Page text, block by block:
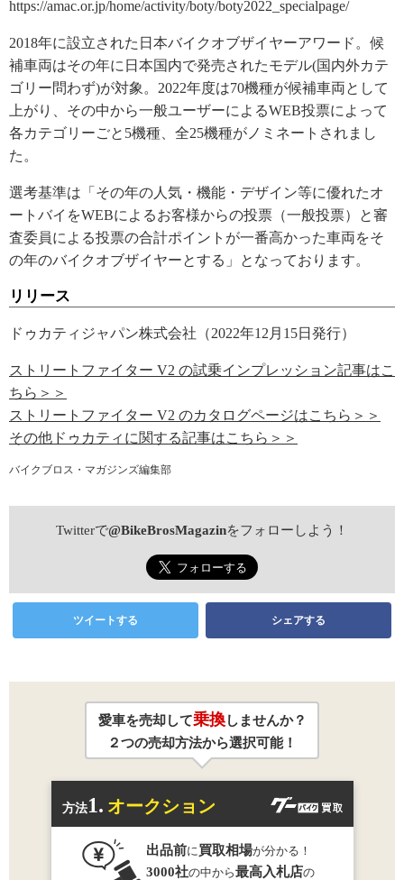
https://amac.or.jp/home/activity/boty/boty2022_specialpage/
2018年に設立された日本バイクオブザイヤーアワード。候
補車両はその年に日本国内で発売されたモデル(国内外カテ
ゴリー問わず)が対象。2022年度は70機種が候補車両として
上がり、その中から一般ユーザーによるWEB投票によって
各カテゴリーごと5機種、全25機種がノミネートされまし
た。
選考基準は「その年の人気・機能・デザイン等に優れたオ
ートバイをWEBによるお客様からの投票（一般投票）と審
査委員による投票の合計ポイントが一番高かった車両をそ
の年のバイクオブザイヤーとする」となっております。
リリース
ドゥカティジャパン株式会社（2022年12月15日発行）
ストリートファイター V2 の試乗インプレッション記事はこ
ちら＞＞
ストリートファイター V2 のカタログページはこちら＞＞
その他ドゥカティに関する記事はこちら＞＞
バイクブロス・マガジンズ編集部
Twitterで@BikeBrosMagazinをフォローしよう！
ツイートする シェアする
愛車を売却して乗換しませんか？
２つの売却方法から選択可能！
方法1. オークション
出品前に 買取相場が分かる！
3000社の中から最高入札店の